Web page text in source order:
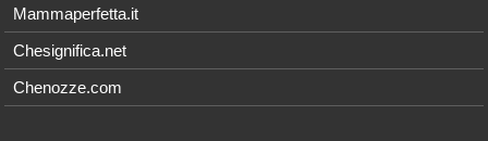
Mammaperfetta.it
Chesignifica.net
Chenozze.com